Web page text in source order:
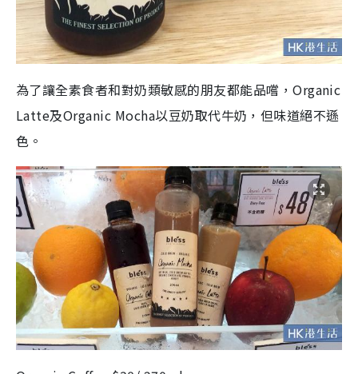
為了讓全素食者和對奶類敏感的朋友都能品嚐，Organic
Latte及Organic Mocha以豆奶取代牛奶，但味道絕不遜
色。